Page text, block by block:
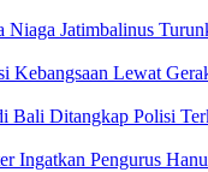
Niaga Jatimbalinus
Kebangsaan Lewat
Bali Ditangkap Polisi
Ingatkan Pengurus